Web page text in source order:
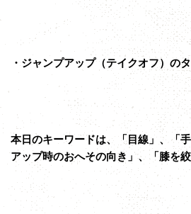
・ジャンプアップ（テイクオフ）の
本日のキーワードは、「目線」、「
アップ時のおへその向き」、「膝を